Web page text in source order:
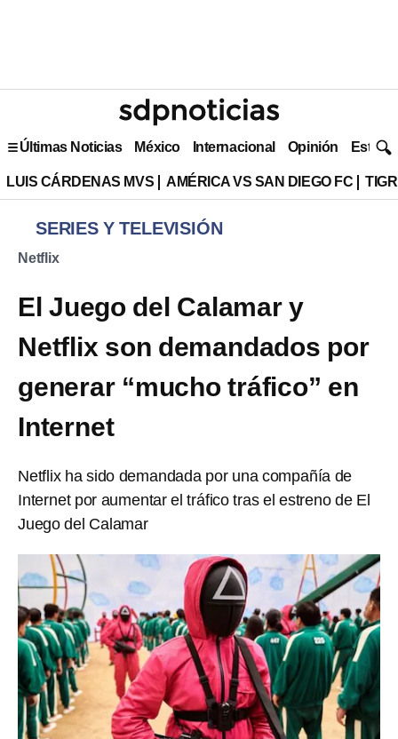
Últimas Noticias México Internacional Opinión Estilo
LUIS CÁRDENAS MVS AMÉRICA VS SAN DIEGO FC
SERIES Y TELEVISIÓN
Netflix
El Juego del Calamar y
Netflix son demandados por
generar “mucho tráfico” en
Internet
Netflix ha sido demandada por una compañía de
Internet por aumentar el tráfico tras el estreno de El
Juego del Calamar